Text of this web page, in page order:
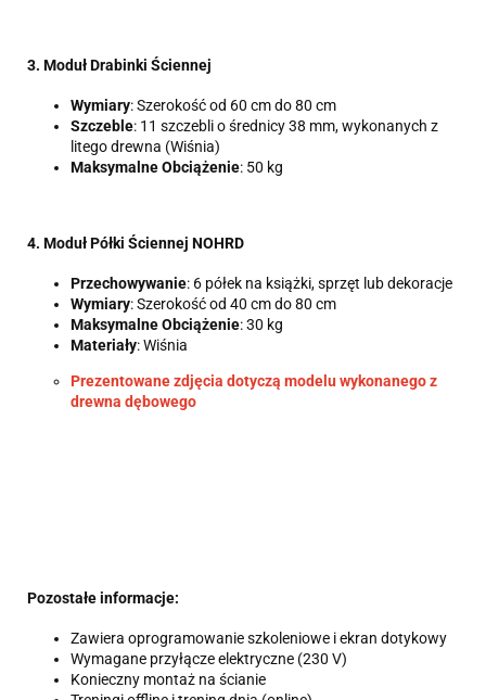
3. Moduł Drabinki Ściennej
Wymiary: Szerokość od 60 cm do 80 cm
Szczeble: 11 szczebli o średnicy 38 mm, wykonanych z
litego drewna (Wiśnia)
Maksymalne Obciążenie: 50 kg
4. Moduł Półki Ściennej NOHRD
Przechowywanie: 6 półek na książki, sprzęt lub dekoracje
Wymiary: Szerokość od 40 cm do 80 cm
Maksymalne Obciążenie: 30 kg
Materiały: Wiśnia
Prezentowane zdjęcia dotyczą modelu wykonanego z
drewna dębowego
Pozostałe informacje:
Zawiera oprogramowanie szkoleniowe i ekran dotykowy
Wymagane przyłącze elektryczne (230 V)
Konieczny montaż na ścianie